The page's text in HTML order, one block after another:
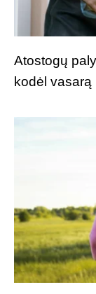
Atostogų
kodėl